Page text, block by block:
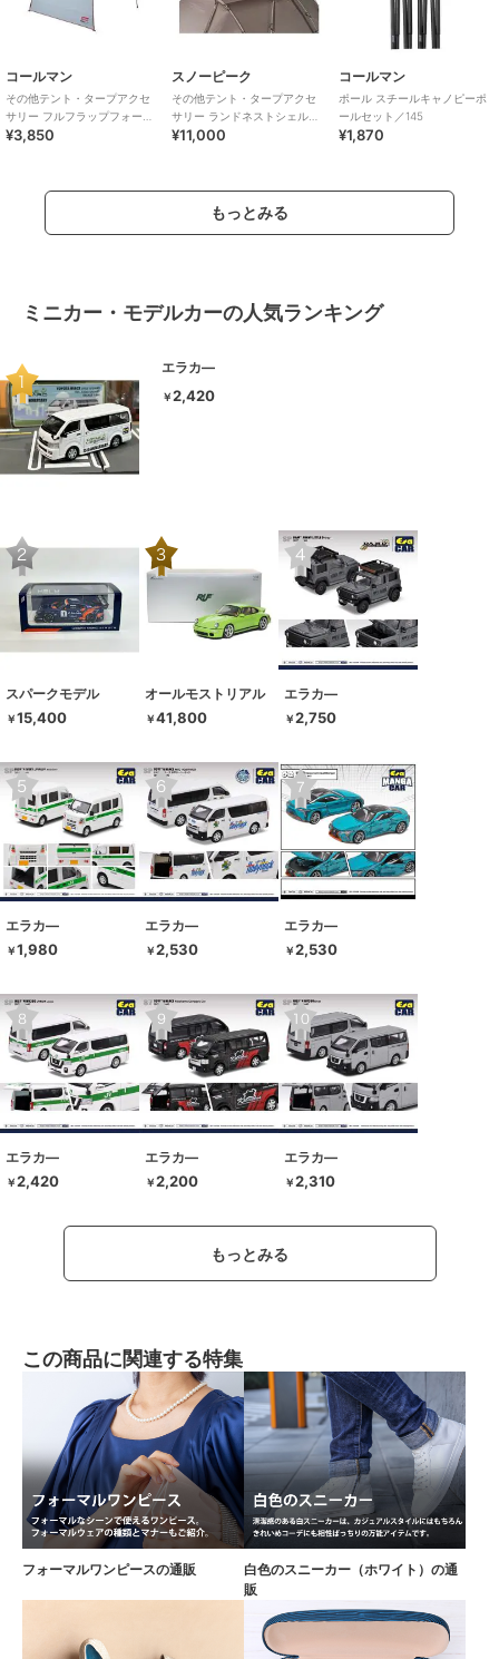
コールマン
その他テント・タープアクセ
サリー フルフラップフォーイ
ンスタントバイザーシェード3
¥3,850
スノーピーク
その他テント・タープアクセ
サリー ランドネストシェルタ
ー ルーフシート
¥11,000
コールマン
ポール スチールキャノピーポ
ールセット／145
¥1,870
もっとみる
ミニカー・モデルカーの人気ランキング
エラカ―
￥2,420
スパークモデル
￥15,400
オールモストリアル
￥41,800
エラカ―
￥2,750
エラカ―
￥1,980
エラカ―
￥2,530
エラカ―
￥2,530
エラカ―
￥2,420
エラカ―
￥2,200
エラカ―
￥2,310
もっとみる
この商品に関連する特集
フォーマルワンピースの通販
白色のスニーカー（ホワイト）の通
販